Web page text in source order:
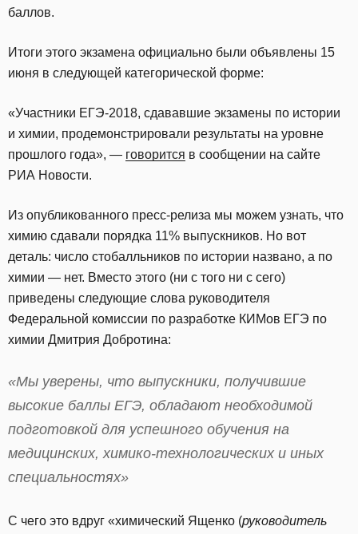
баллов.
Итоги этого экзамена официально были объявлены 15
июня в следующей категорической форме:
«Участники ЕГЭ-2018, сдававшие экзамены по истории
и химии, продемонстрировали результаты на уровне
прошлого года», — говорится в сообщении на сайте
РИА Новости.
Из опубликованного пресс-релиза мы можем узнать, что
химию сдавали порядка 11% выпускников. Но вот
деталь: число стобалльников по истории названо, а по
химии — нет. Вместо этого (ни с того ни с сего)
приведены следующие слова руководителя
Федеральной комиссии по разработке КИМов ЕГЭ по
химии Дмитрия Добротина:
«Мы уверены, что выпускники, получившие
высокие баллы ЕГЭ, обладают необходимой
подготовкой для успешного обучения на
медицинских, химико-технологических и иных
специальностях»
С чего это вдруг «химический Ященко (руководитель